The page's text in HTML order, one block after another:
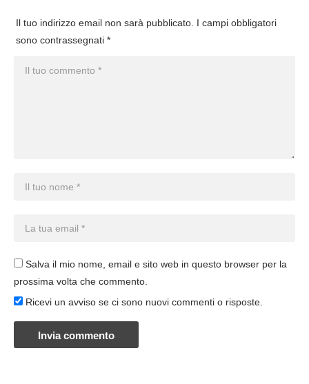
Il tuo indirizzo email non sarà pubblicato. I campi obbligatori
sono contrassegnati *
Salva il mio nome, email e sito web in questo browser per la
prossima volta che commento.
Ricevi un avviso se ci sono nuovi commenti o risposte.